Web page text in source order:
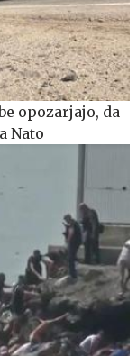
opozarjajo, da
Nato